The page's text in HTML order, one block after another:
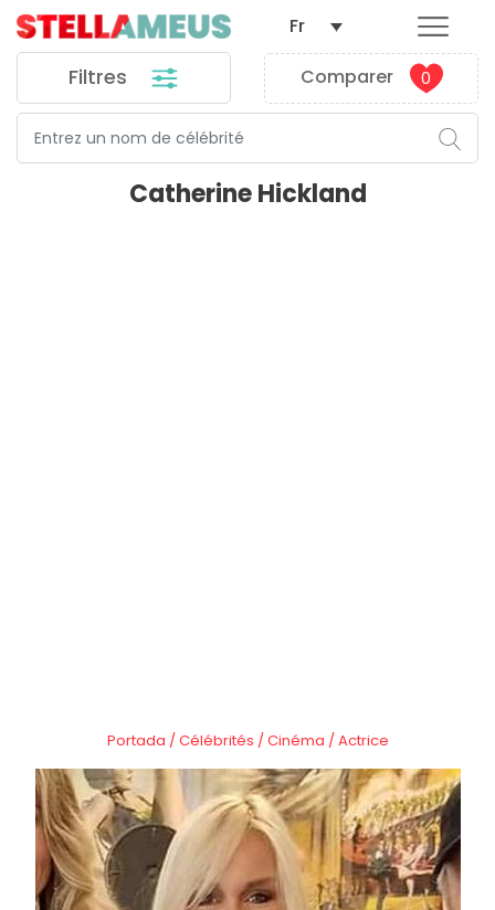
Filtres Comparer 0
Fr
Catherine Hickland
Portada /Célébrités /Cinéma /Actrice